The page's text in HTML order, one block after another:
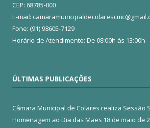
CEP: 68785-000
E-mail:
Fone: (91) 98605-7129
Horário de Atendimento: De 08:00h às 13:00h
ÚLTIMAS PUBLICAÇÕES
Câmara Municipal de Colares realiza Sessão
Homenagem ao Dia das Mães 18 de maio de